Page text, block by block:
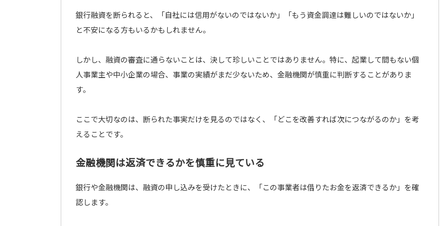
銀行融資を断られると、「自社には信用がないのではないか」「もう資金調達は難しいのではないか」
と不安になる方もいるかもしれません。
しかし、融資の審査に通らないことは、決して珍しいことではありません。特に、起業して間もない個
人事業主や中小企業の場合、事業の実績がまだ少ないため、金融機関が慎重に判断することがありま
す。
ここで大切なのは、断られた事実だけを見るのではなく、「どこを改善すれば次につながるのか」を考
えることです。
金融機関は返済できるかを慎重に見ている
銀行や金融機関は、融資の申し込みを受けたときに、「この事業者は借りたお金を返済できるか」を確
認します。